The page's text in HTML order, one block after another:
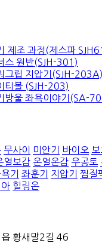
제조 과정(제스파
스 원반(SJH-301)
그립 지압기(SJH-203A)
티볼 (SJH-203)
방울 좌욕이야기(SA-
무사이 미안기 바이오
열보감 온열온감 우공토
기 좌훈기 지압기 찜질
힐링온
황새말2길 46